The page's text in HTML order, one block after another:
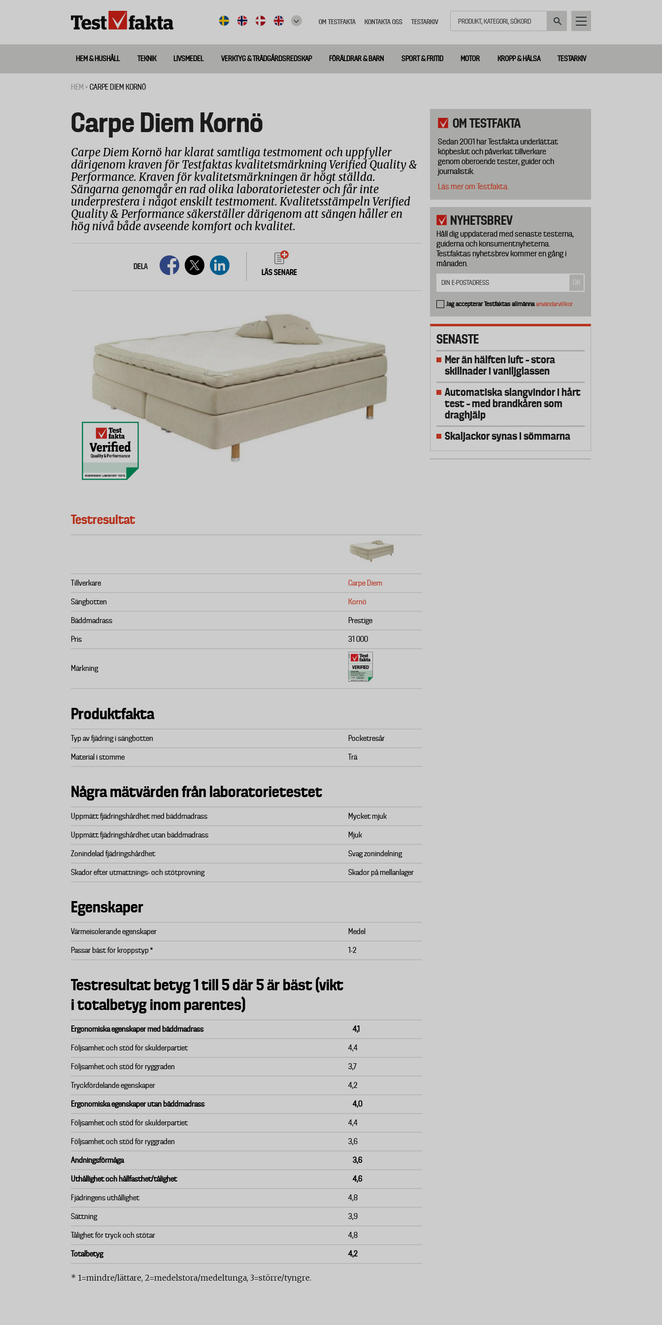
meny
OM TESTFAKTA KONTAKTA OSS TESTARKIV
Huvudmeny
ny
HEM & HUSHÅLL TEKNIK LIVSMEDEL VERKTYG & TRÄDGÅRDSREDSKAP FÖRÄLDRAR & BARN SPORT & FRITID MOTOR KROPP & HÄLSA TESTARKIV
HEM CARPE DIEM KORNÖ
Carpe Diem Kornö
Carpe Diem Kornö har klarat samtliga testmoment och uppfyller
därigenom kraven för Testfaktas kvalitetsmärkning Verified Quality &
Performance. Kraven för kvalitetsmärkningen är högt ställda.
Sängarna genomgår en rad olika laboratorietester och får inte
underprestera i något enskilt testmoment. Kvalitetsstämpeln Verified
Quality & Performance säkerställer därigenom att sängen håller en
hög nivå både avseende komfort och kvalitet.
DELA
LÄS SENARE
Testresultat
Tillverkare Carpe Diem
Sängbotten Kornö
Bäddmadrass Prestige
Pris 31 000
Märkning
Produktfakta
Typ av fjädring i sängbotten Pocketresår
Material i stomme Trä
Några mätvärden från laboratorietestet
Uppmätt fjädringshårdhet med bäddmadrass Mycket mjuk
Uppmätt fjädringshårdhet utan bäddmadrass Mjuk
Zonindelad fjädringshårdhet Svag zonindelning
Skador efter utmattnings- och stötprovning Skador på mellanlager
Egenskaper
Värmeisolerande egenskaper Medel
Passar bäst för kroppstyp * 1-2
Testresultat betyg 1 till 5 där 5 är bäst (vikt
i totalbetyg inom parentes)
Ergonomiska egenskaper med bäddmadrass 4,1
Följsamhet och stöd för skulderpartiet 4,4
Följsamhet och stöd för ryggraden 3,7
Tryckfördelande egenskaper 4,2
Ergonomiska egenskaper utan bäddmadrass 4,0
Följsamhet och stöd för skulderpartiet 4,4
Följsamhet och stöd för ryggraden 3,6
Andningsförmåga 3,6
Uthållighet och hållfasthet/tålighet 4,6
Fjädringens uthållighet 4,8
Sättning 3,9
Tålighet för tryck och stötar 4,8
Totalbetyg 4,2
* 1=mindre/lättare, 2=medelstora/medeltunga, 3=större/tyngre.
OM TESTFAKTA
Sedan 2001 har Testfakta underlättat
köpbeslut och påverkat tillverkare
genom oberoende tester, guider och
journalistik.
Läs mer om Testfakta.
NYHETSBREV
Håll dig uppdaterad med senaste testerna,
guiderna och konsumentnyheterna.
Testfaktas nyhetsbrev kommer en gång i
månaden.
Jag accepterar Testfaktas allmännaanvändarvillkor
SENASTE
Mer än hälften luft – stora
skillnader i vaniljglassen
Automatiska slangvindor i hårt
test – med brandkåren som
draghjälp
Skaljackor synas i sömmarna